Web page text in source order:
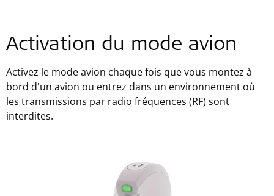
Activation du mode avion
Activez le mode avion chaque fois que vous montez à
bord d'un avion ou entrez dans un environnement où
les transmissions par radio fréquences (RF) sont
interdites.